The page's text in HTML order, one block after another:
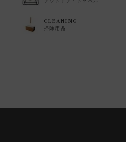
CLEANING
掃除用品